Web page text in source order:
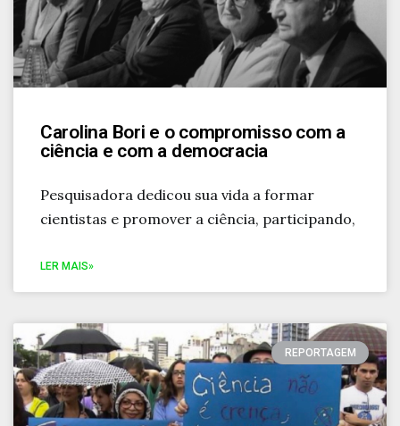
Carolina Bori e o compromisso com a
ciência e com a democracia
Pesquisadora dedicou sua vida a formar
cientistas e promover a ciência, participando,
LER MAIS»
REPORTAGEM